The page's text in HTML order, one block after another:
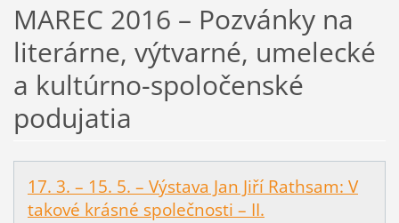
MAREC 2016 – Pozvánky na
literárne, výtvarné, umelecké
a kultúrno-spoločenské
podujatia
17. 3. – 15. 5. – Výstava Jan Jiří Rathsam: V
takové krásné společnosti – II.